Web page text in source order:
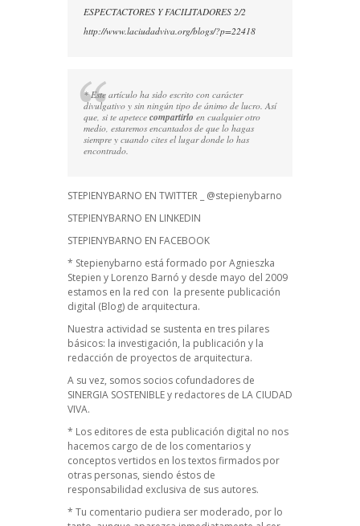
ESPECTACTORES Y FACILITADORES 2/2
http://www.laciudadviva.org/blogs/?p=22418
* Este artículo ha sido escrito con carácter
divulgativo y sin ningún tipo de ánimo de lucro. Así
que, si te apetece compartirlo en cualquier otro
medio, estaremos encantados de que lo hagas
siempre y cuando cites el lugar donde lo has
encontrado.
STEPIENYBARNO EN TWITTER _ @stepienybarno
STEPIENYBARNO EN LINKEDIN
STEPIENYBARNO EN FACEBOOK
* Stepienybarno está formado por Agnieszka
Stepien y Lorenzo Barnó y desde mayo del 2009
estamos en la red con la presente publicación
digital (Blog) de arquitectura.
Nuestra actividad se sustenta en tres pilares
básicos: la investigación, la publicación y la
redacción de proyectos de arquitectura.
A su vez, somos socios cofundadores de
SINERGIA SOSTENIBLEy redactores de LA CIUDAD
VIVA.
* Los editores de esta publicación digital no nos
hacemos cargo de de los comentarios y
conceptos vertidos en los textos firmados por
otras personas, siendo éstos de
responsabilidad exclusiva de sus autores.
* Tu comentario pudiera ser moderado, por lo